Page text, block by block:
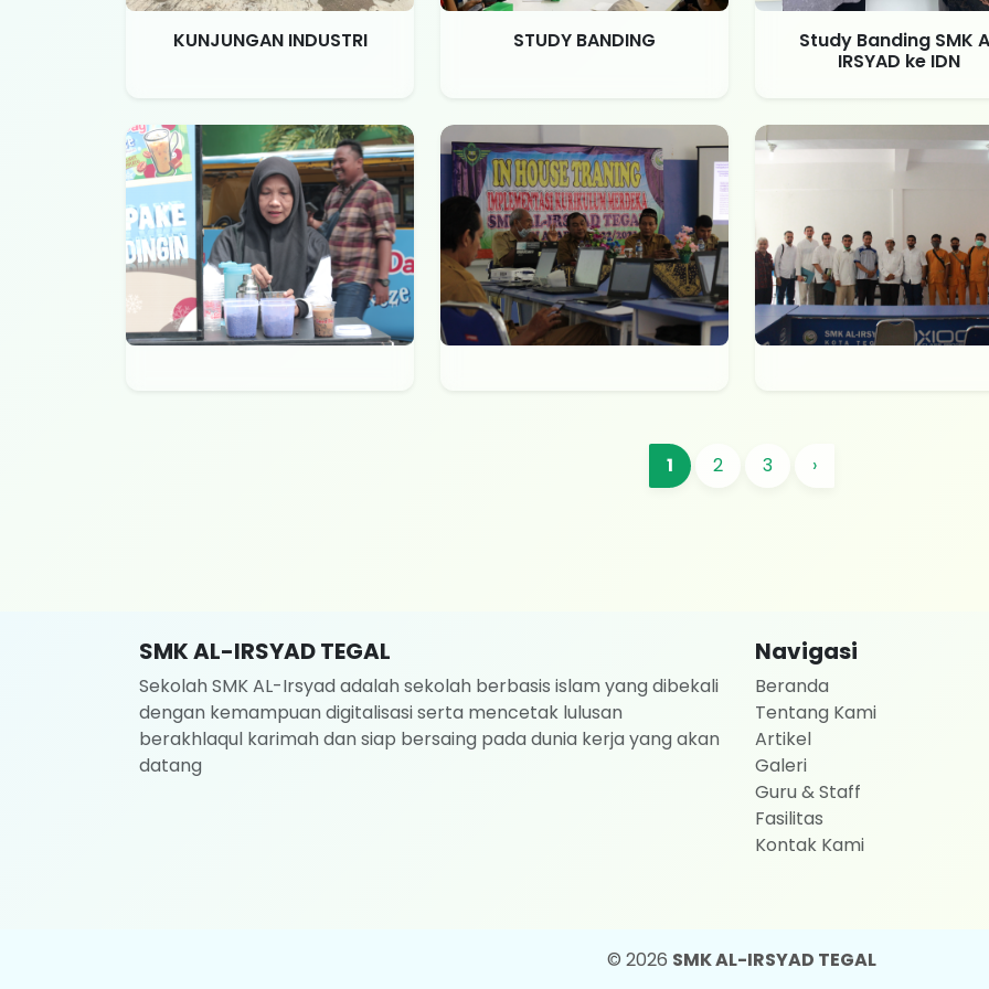
KUNJUNGAN INDUSTRI STUDY BANDING
Study Banding SMK
IRSYAD ke IDN
1 2 3 ›
SMK AL-IRSYAD TEGAL
Sekolah SMK AL-Irsyad adalah sekolah berbasis islam yang dibekali
dengan kemampuan digitalisasi serta mencetak lulusan
berakhlaqul karimah dan siap bersaing pada dunia kerja yang akan
datang
Navigasi
Beranda
Tentang Kami
Artikel
Galeri
Guru & Staff
Fasilitas
Kontak Kami
© 2026 SMK AL-IRSYAD TEGAL